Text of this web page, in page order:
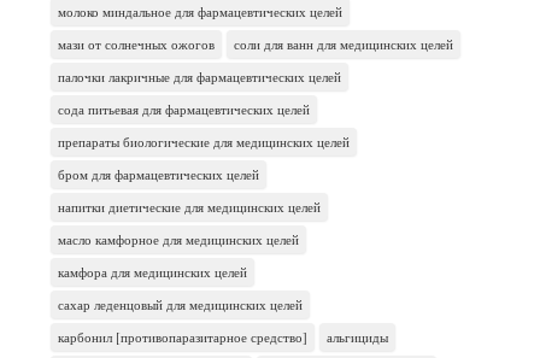
молоко миндальное для фармацевтических целей
мази от солнечных ожогов
соли для ванн для медицинских целей
палочки лакричные для фармацевтических целей
сода питьевая для фармацевтических целей
препараты биологические для медицинских целей
бром для фармацевтических целей
напитки диетические для медицинских целей
масло камфорное для медицинских целей
камфора для медицинских целей
сахар леденцовый для медицинских целей
карбонил [противопаразитарное средство]
альгициды